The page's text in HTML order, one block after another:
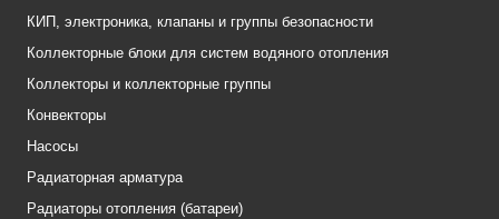
КИП, электроника, клапаны и группы безопасности
Коллекторные блоки для систем водяного отопления
Коллекторы и коллекторные группы
Конвекторы
Насосы
Радиаторная арматура
Радиаторы отопления (батареи)